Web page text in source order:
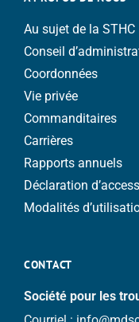
Au sujet de la STHC
Conseil
Coordonnées
Vie privée
Commanditaires
Carrières
Rapports annuels
Déclaration
Modalités
CONTACT
Société pour les